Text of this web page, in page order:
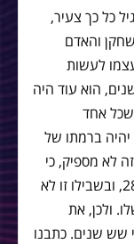
כל כך צעיר,
השחקן והאדם
לעשות
34, לפני שש שנים, הוא עוד היה
שכל אחד
ברמתו של
זה לא מספיק, כי
אינייסטה בגיל 34 לא היה אינייסטה בגיל 28, ובשבילו זו לא
ולכן, את
שש שנים. כתבנו